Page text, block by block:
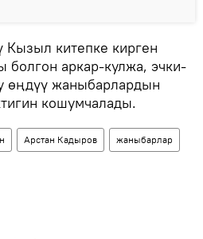
Кызыл китепке кирген
аркар-кулжа, эчки-
өңдүү жаныбарлардын
кошумчалады.
Арстан Кадыров жаныбарлар